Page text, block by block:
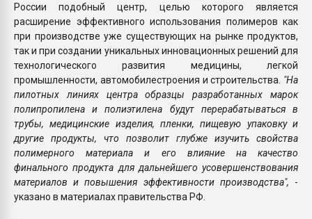
России подобный центр, целью которого является
расширение эффективного использования полимеров как
при производстве уже существующих на рынке продуктов,
так и при создании уникальных инновационных решений для
технологического развития медицины, легкой
промышленности, автомобилестроения и строительства. "На
пилотных линиях центра образцы разработанных марок
полипропилена и полиэтилена будут перерабатываться в
трубы, медицинские изделия, пленки, пищевую упаковку и
другие продукты, что позволит глубже изучить свойства
полимерного материала и его влияние на качество
финального продукта для дальнейшего усовершенствования
материалов и повышения эффективности производства", -
указано в материалах правительства РФ.